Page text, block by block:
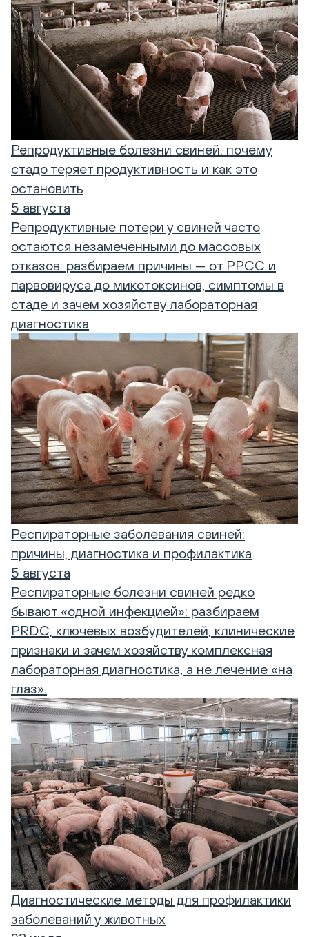
Репродуктивные болезни свиней: почему
стадо теряет продуктивность и как это
остановить
5 августа
Репродуктивные потери у свиней часто
остаются незамеченными до массовых
отказов: разбираем причины — от РРСС и
парвовируса до микотоксинов, симптомы в
стаде и зачем хозяйству лабораторная
диагностика
Респираторные заболевания свиней:
причины, диагностика и профилактика
5 августа
Респираторные болезни свиней редко
бывают «одной инфекцией»: разбираем
PRDC, ключевых возбудителей, клинические
признаки и зачем хозяйству комплексная
лабораторная диагностика, а не лечение «на
глаз».
Диагностические методы для профилактики
заболеваний у животных